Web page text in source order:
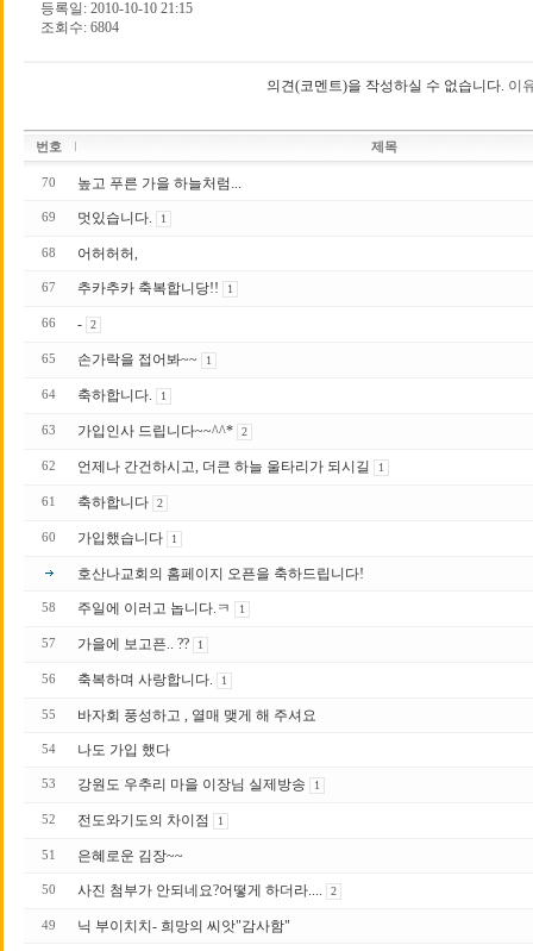
등록일: 2010-10-10 21:15
조회수: 6804
의견(코멘트)을 작성하실 수 없습니다. 이
번호 제목
70 높고 푸른 가을 하늘처럼...
69 멋있습니다. 1
68 어허허허,
67 추카추카 축복합니당!! 1
66 - 2
65 손가락을 접어봐~~ 1
64 축하합니다. 1
63 가입인사 드립니다~~^^* 2
62 언제나 간건하시고, 더큰 하늘 울타리가 되시길 1
61 축하합니다 2
60 가입했습니다 1
호산나교회의 홈페이지 오픈을 축하드립니다!
58 주일에 이러고 놉니다.ㅋ 1
57 가을에 보고픈.. ?? 1
56 축복하며 사랑합니다. 1
55 바자회 풍성하고 , 열매 맺게 해 주셔요
54 나도 가입 했다
53 강원도 우추리 마을 이장님 실제방송 1
52 전도와기도의 차이점 1
51 은혜로운 김장~~
50 사진 첨부가 안되네요?어떻게 하더라.... 2
49 닉 부이치치- 희망의 씨앗"감사함"